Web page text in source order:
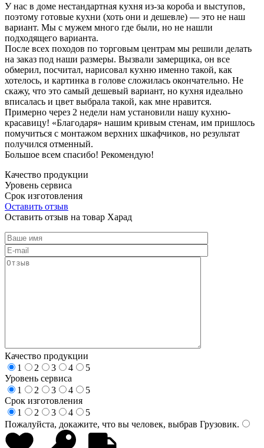
У нас в доме нестандартная кухня из-за короба и выступов,
поэтому готовые кухни (хоть они и дешевле) — это не наш
вариант. Мы с мужем много где были, но не нашли
подходящего варианта.
После всех походов по торговым центрам мы решили делать
на заказ под наши размеры. Вызвали замерщика, он все
обмерил, посчитал, нарисовал кухню именно такой, как
хотелось, и картинка в голове сложилась окончательно. Не
скажу, что это самый дешевый вариант, но кухня идеально
вписалась и цвет выбрала такой, как мне нравится.
Примерно через 2 недели нам установили нашу кухню-
красавицу! «Благодаря» нашим кривым стенам, им пришлось
помучиться с монтажом верхних шкафчиков, но результат
получился отменный.
Большое всем спасибо! Рекомендую!
Качество продукции
Уровень сервиса
Срок изготовления
Оставить отзыв
Оставить отзыв на товар Харад
Качество продукции
1
2 3 4
5
Уровень сервиса
1
2 3 4
5
Срок изготовления
1
2 3 4
5
Пожалуйста, докажите, что вы человек, выбрав Грузовик.